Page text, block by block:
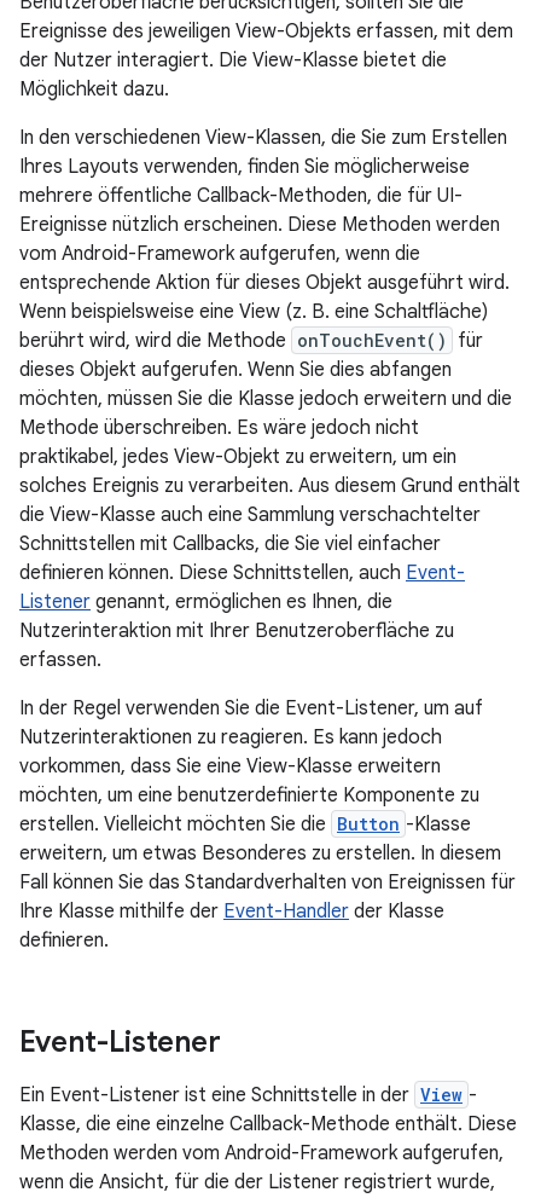
Ereignisse des jeweiligen View-Objekts erfassen, mit dem
der Nutzer interagiert. Die View-Klasse bietet die
Möglichkeit dazu.
In den verschiedenen View-Klassen, die Sie zum Erstellen
Ihres Layouts verwenden, finden Sie möglicherweise
mehrere öffentliche Callback-Methoden, die für UI-
Ereignisse nützlich erscheinen. Diese Methoden werden
vom Android-Framework aufgerufen, wenn die
entsprechende Aktion für dieses Objekt ausgeführt wird.
Wenn beispielsweise eine View (z. B. eine Schaltfläche)
berührt wird, wird die Methode onTouchEvent()
für
dieses Objekt aufgerufen. Wenn Sie dies abfangen
möchten, müssen Sie die Klasse jedoch erweitern und die
Methode überschreiben. Es wäre jedoch nicht
praktikabel, jedes View-Objekt zu erweitern, um ein
solches Ereignis zu verarbeiten. Aus diesem Grund enthält
die View-Klasse auch eine Sammlung verschachtelter
Schnittstellen mit Callbacks, die Sie viel einfacher
definieren können. Diese Schnittstellen, auch Event-
Listener genannt, ermöglichen es Ihnen, die
Nutzerinteraktion mit Ihrer Benutzeroberfläche zu
erfassen.
In der Regel verwenden Sie die Event-Listener, um auf
Nutzerinteraktionen zu reagieren. Es kann jedoch
vorkommen, dass Sie eine View-Klasse erweitern
möchten, um eine benutzerdefinierte Komponente zu
erstellen. Vielleicht möchten Sie die Button -Klasse
erweitern, um etwas Besonderes zu erstellen. In diesem
Fall können Sie das Standardverhalten von Ereignissen für
Ihre Klasse mithilfe der Event-Handler der Klasse
definieren.
Event-Listener
Ein Event-Listener ist eine Schnittstelle in der View -
Klasse, die eine einzelne Callback-Methode enthält. Diese
Methoden werden vom Android-Framework aufgerufen,
wenn die Ansicht, für die der Listener registriert wurde,